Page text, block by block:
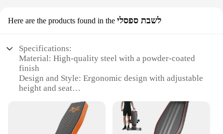
Here are the products found in the לשבת ספסלי
Specifications:
Material: High-quality steel with a powder-coated
finish
Design and Style: Ergonomic design with adjustable
height and seat
commercial fitness centers, and personal training
Typical Adaptive Scenario: Versatile for various
workout routines, from weightlifting to cardio